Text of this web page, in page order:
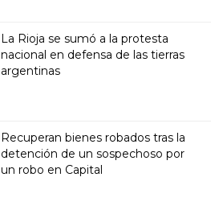
La Rioja se sumó a la protesta
nacional en defensa de las tierras
argentinas
Recuperan bienes robados tras la
detención de un sospechoso por
un robo en Capital